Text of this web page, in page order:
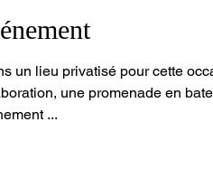
un lieu privatisé pour cette
une promenade en
...